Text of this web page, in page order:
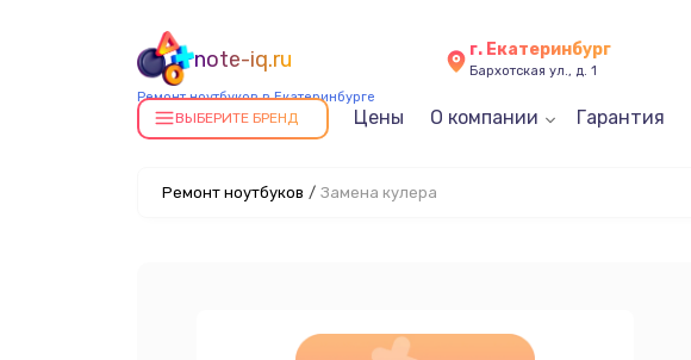
note-iq.ru
Ремонт ноутбуков в Екатеринбурге
г. Екатеринбург
Бархотская ул., д. 1
ВЫБЕРИТЕ БРЕНД Цены О компании Гарантия
Ремонт ноутбуков / Замена кулера